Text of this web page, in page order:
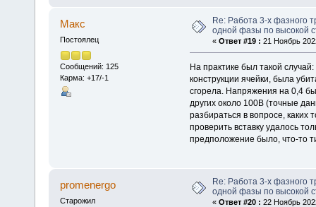
Макс
Постоялец
Сообщений: 125
Карма: +17/-1
Re: Работа 3-х фазного
одной фазы по высокой
« Ответ #19 : 21 Ноябрь
На практике был такой
конструкции ячейки, была
сгорела. Напряжения на 0,4
других около 100В (точные
разбираться в вопросе, каких
проверить вставку удалось
предположение было, что-то
promenergo
Старожил
Re: Работа 3-х фазного
одной фазы по высокой
« Ответ #20 : 22 Ноябрь